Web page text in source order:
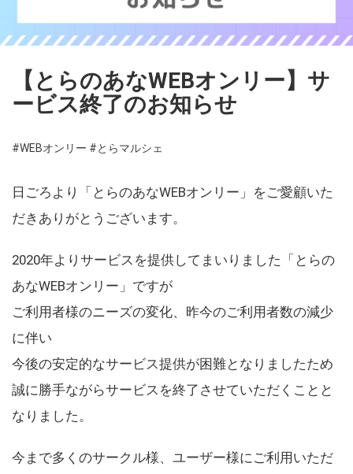
【とらのあなWEBオンリー】サ
ービス終了のお知らせ
#WEBオンリー #とらマルシェ
日ごろより「とらのあなWEBオンリー」をご愛顧いた
だきありがとうございます。
2020年よりサービスを提供してまいりました「とらの
あなWEBオンリー」ですが
ご利用者様のニーズの変化、昨今のご利用者数の減少
に伴い
今後の安定的なサービス提供が困難となりましたため
誠に勝手ながらサービスを終了させていただくことと
なりました。
今まで多くのサークル様、ユーザー様にご利用いただ